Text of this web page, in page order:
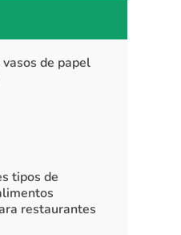
vasos de papel
tipos de
restaurantes